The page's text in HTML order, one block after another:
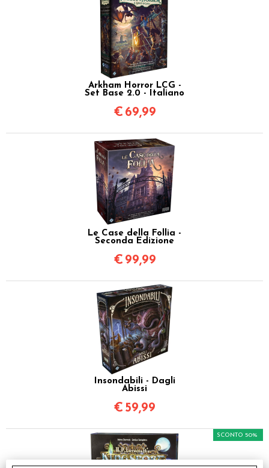
Arkham Horror LCG -
Set Base 2.0 - Italiano
€ 69,99
Le Case della Follia -
Seconda Edizione
€ 99,99
Insondabili - Dagli
Abissi
€ 59,99
SCONTO 50%